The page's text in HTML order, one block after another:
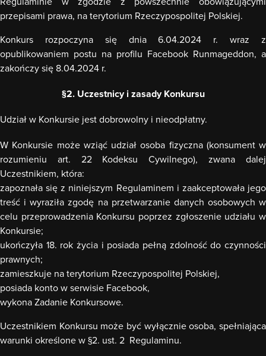
przepisami prawa, na terytorium Rzeczypospolitej Polskiej.
Konkurs rozpoczyna się dnia 6.04.2024 r. wraz z
opublikowaniem postu na profilu Facebook Runmageddon, a
zakończy się 8.04.2024 r.
§2. Uczestnicy i zasady Konkursu
Udział w Konkursie jest dobrowolny i nieodpłatny.
W Konkursie może wziąć udział osoba fizyczna (konsument w
rozumieniu art. 22 Kodeksu Cywilnego), zwana dalej
Uczestnikiem, która:
zapoznała się z niniejszym Regulaminem i zaakceptowała jego
treść i wyraziła zgodę na przetwarzanie danych osobowych w
celu przeprowadzenia Konkursu poprzez zgłoszenie udziału w
Konkursie;
ukończyła 18. rok życia i posiada pełną zdolność do czynności
prawnych;
zamieszkuje na terytorium Rzeczypospolitej Polskiej,
posiada konto w serwisie Facebook,
wykona Zadanie Konkursowe.
Uczestnikiem Konkursu może być wyłącznie osoba, spełniająca
warunki określone w §2. ust. 2 Regulaminu.